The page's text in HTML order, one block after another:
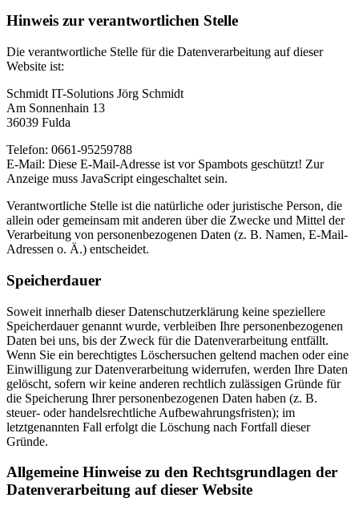
Hinweis zur verantwortlichen Stelle
Die verantwortliche Stelle für die Datenverarbeitung auf dieser
Website ist:
Schmidt IT-Solutions Jörg Schmidt
Am Sonnenhain 13
36039 Fulda
Telefon: 0661-95259788
E-Mail: Diese E-Mail-Adresse ist vor Spambots geschützt! Zur
Anzeige muss JavaScript eingeschaltet sein.
Verantwortliche Stelle ist die natürliche oder juristische Person, die
allein oder gemeinsam mit anderen über die Zwecke und Mittel der
Verarbeitung von personenbezogenen Daten (z. B. Namen, E-Mail-
Adressen o. Ä.) entscheidet.
Speicherdauer
Soweit innerhalb dieser Datenschutzerklärung keine speziellere
Speicherdauer genannt wurde, verbleiben Ihre personenbezogenen
Daten bei uns, bis der Zweck für die Datenverarbeitung entfällt.
Wenn Sie ein berechtigtes Löschersuchen geltend machen oder eine
Einwilligung zur Datenverarbeitung widerrufen, werden Ihre Daten
gelöscht, sofern wir keine anderen rechtlich zulässigen Gründe für
die Speicherung Ihrer personenbezogenen Daten haben (z. B.
steuer- oder handelsrechtliche Aufbewahrungsfristen); im
letztgenannten Fall erfolgt die Löschung nach Fortfall dieser
Gründe.
Allgemeine Hinweise zu den Rechtsgrundlagen der
Datenverarbeitung auf dieser Website